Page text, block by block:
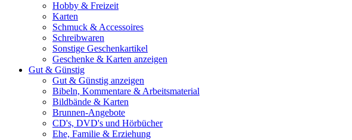
Hobby & Freizeit
Karten
Schmuck & Accessoires
Schreibwaren
Sonstige Geschenkartikel
Geschenke & Karten anzeigen
Gut & Günstig
Gut & Günstig anzeigen
Bibeln, Kommentare & Arbeitsmaterial
Bildbände & Karten
Brunnen-Angebote
CD's, DVD's und Hörbücher
Ehe, Familie & Erziehung